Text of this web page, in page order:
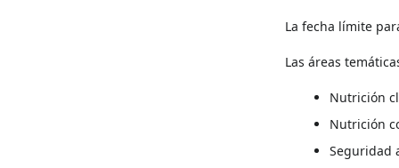
La fecha límite
Las áreas
Nutrición
Nutrición
Seguridad